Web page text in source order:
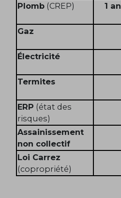
Plomb (CREP) 1 an
Gaz
Électricité
Termites
ERP (état des
risques)
Assainissement
non collectif
Loi Carrez
(copropriété)